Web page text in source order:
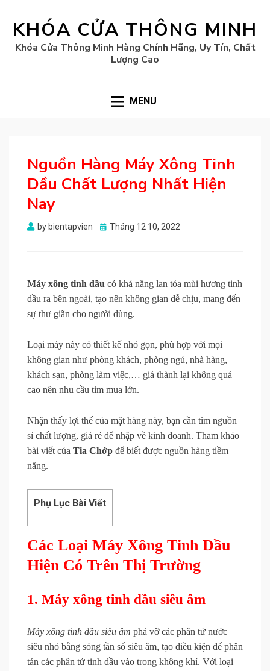
KHÓA CỬA THÔNG MINH
Khóa Cửa Thông Minh Hàng Chính Hãng, Uy Tín, Chất
Lượng Cao
MENU
Nguồn Hàng Máy Xông Tinh
Dầu Chất Lượng Nhất Hiện
Nay
by bientapvien
Posted
Tháng 12 10, 2022
Máy xông tinh dầu có khả năng lan tỏa mùi hương tinh
dầu ra bên ngoài, tạo nên không gian dễ chịu, mang đến
sự thư giãn cho người dùng.
Loại máy này có thiết kế nhỏ gọn, phù hợp với mọi
không gian như phòng khách, phòng ngủ, nhà hàng,
khách sạn, phòng làm việc,… giá thành lại không quá
cao nên nhu cầu tìm mua lớn.
Nhận thấy lợi thế của mặt hàng này, bạn cần tìm nguồn
sỉ chất lượng, giá rẻ để nhập về kinh doanh. Tham khảo
bài viết của Tia Chớp để biết được nguồn hàng tiềm
năng.
Phụ Lục Bài Viết
Các Loại Máy Xông Tinh Dầu
Hiện Có Trên Thị Trường
1. Máy xông tinh dầu siêu âm
Máy xông tinh dầu siêu âm phá vỡ các phân tử nước
siêu nhỏ bằng sóng tần số siêu âm, tạo điều kiện để phân
tán các phân tử tinh dầu vào trong không khí. Với loại